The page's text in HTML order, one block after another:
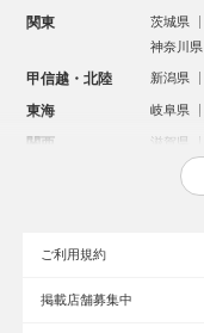
関東 茨城県
神奈川県
甲信越・北陸 新潟県
東海 岐阜県
関西 滋賀県
鳥取県
ご利用規約
掲載店舗募集中